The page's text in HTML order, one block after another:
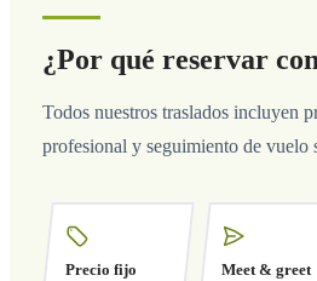
¿Por qué reservar
Todos nuestros traslados incluyen
profesional y seguimiento de vuelo
Precio fijo Meet & greet